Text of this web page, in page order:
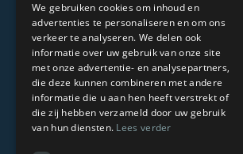
Mijn BAD Sanitairspecialist
Moods Magazine
Stijlbadkamers
Belevingsbadkamers
Badkamerinspiratie
Showrooms
Voor de ondernemer
Aansluiten bij Mijn BAD
We gebruiken cookies om inhoud en
advertenties te personaliseren en om ons
verkeer te analyseren. We delen ook
informatie over uw gebruik van onze site
met onze advertentie- en analysepartners,
die deze kunnen combineren met andere
informatie die u aan hen heeft verstrekt of
die zij hebben verzameld door uw gebruik
van hun diensten. Lees verder